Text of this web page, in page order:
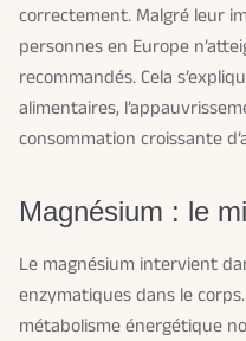
correctement. Malgré leur
personnes en Europe
recommandés. Cela
alimentaires,
consommation croissante
Magnésium : le
Le magnésium intervient
enzymatiques dans le
métabolisme énergétique